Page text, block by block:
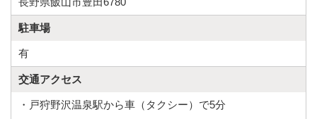
駐車場
有
交通アクセス
・戸狩野沢温泉駅から車（タクシー）で5分